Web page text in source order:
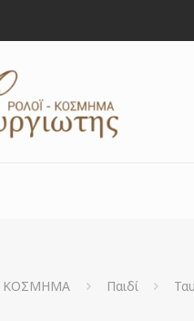
ΚΟΣΜΗΜΑ Παιδί